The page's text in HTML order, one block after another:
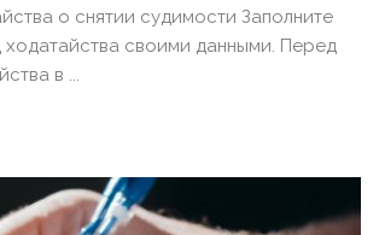
о снятии судимости Заполните
своими данными. Перед
в ...